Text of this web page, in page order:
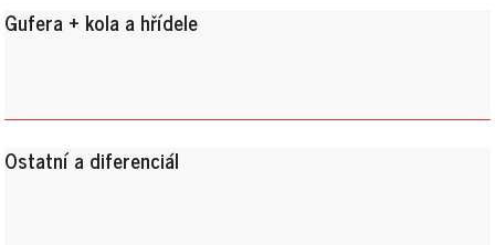
Gufera + kola a hřídele
Ostatní a diferenciál